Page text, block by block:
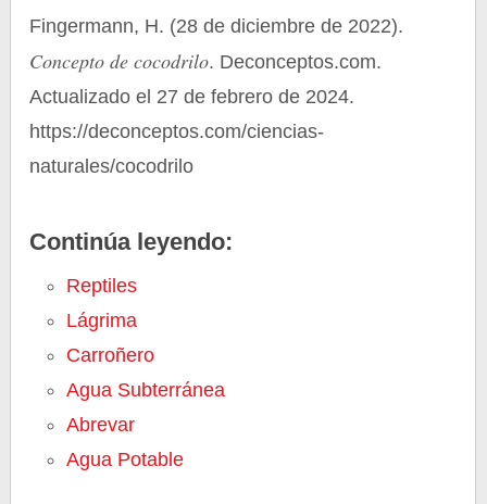
Fingermann, H. (28 de diciembre de 2022).
Concepto de cocodrilo. Deconceptos.com.
Actualizado el 27 de febrero de 2024.
https://deconceptos.com/ciencias-
naturales/cocodrilo
Continúa leyendo:
Reptiles
Lágrima
Carroñero
Agua Subterránea
Abrevar
Agua Potable